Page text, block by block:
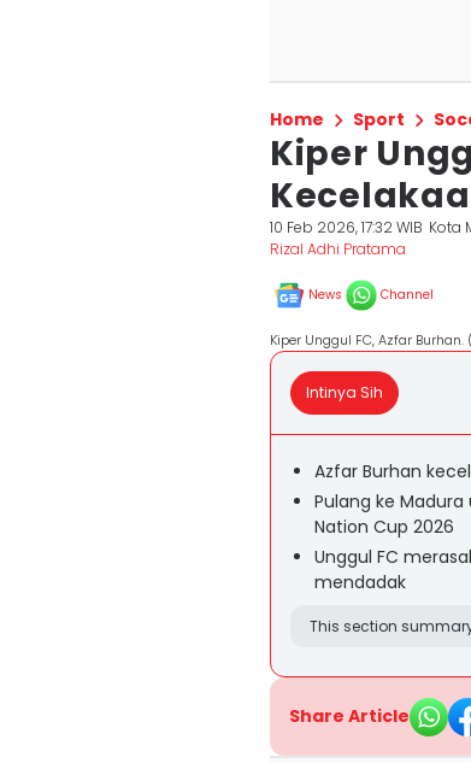
Home Sport
Kiper
10 Feb 2026, 17:32 WIB Kota
Rizal Adhi Pratama
News Channel
Kiper Unggul FC, Azfar
Intinya Sih
Azfar Burhan
Pulang ke
Nation Cup 2026
Unggul FC
mendadak
This section
Share Article